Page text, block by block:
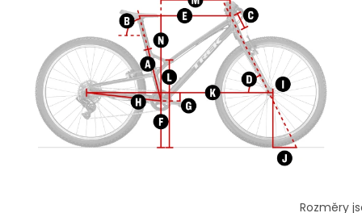
Rozměry